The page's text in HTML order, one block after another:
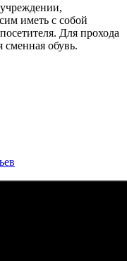
иметь с собой
Для прохода
сменная обувь.